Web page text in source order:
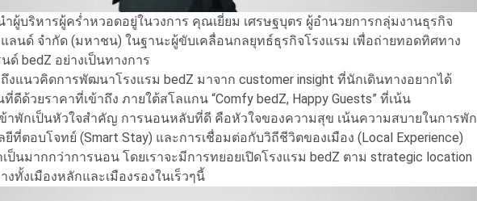
บริหารผู้คร่ำหวอดอยู่ในวงการ คุณเยี่ยม เศรษฐบุตร ผู้อำนวยการกลุ่มงานธุรกิจ
ลนด์ จำกัด (มหาชน) ในฐานะผู้ขับเคลื่อนกลยุทธ์ธุรกิจโรงแรม เพื่อถ่ายทอดทิศทาง
bedZ อย่างเป็นทางการ
งแนวคิดการพัฒนาโรงแรม bedZ มาจาก customer insight ที่นักเดินทางอยากได้
ด้วยราคาที่เข้าถึง ภายใต้สโลแกน “Comfy bedZ, Happy Guests” ที่เน้น
าพักเป็นหัวใจสำคัญ การนอนหลับที่ดี คือหัวใจของความสุข เน้นความสบายในการพัก
ยีที่ตอบโจทย์ (Smart Stay) และการเชื่อมต่อกับวิถีชีวิตของเมือง (Local Experience)
ป็นมากกว่าการนอน โดยเราจะมีการทยอยเปิดโรงแรม bedZ ตาม strategic location
ทั้งเมืองหลักและเมืองรองในเร็วๆนี้